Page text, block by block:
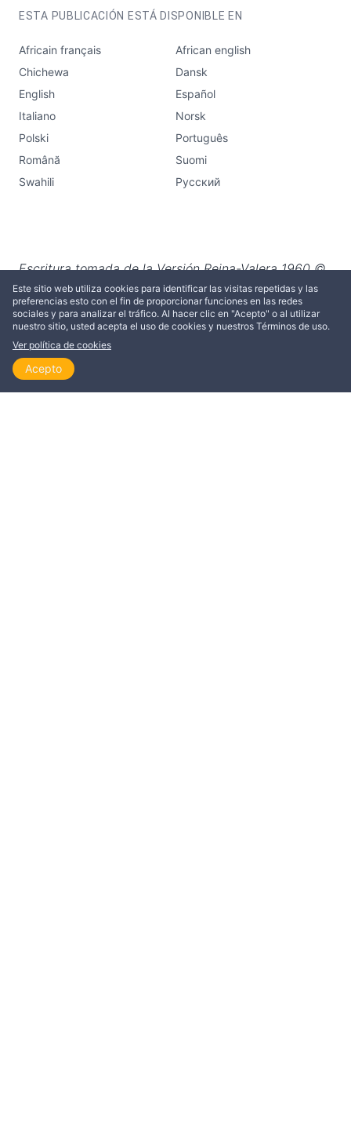
Este sitio web utiliza cookies para identificar las visitas repetidas y las
preferencias esto con el fin de proporcionar funciones en las redes
sociales y para analizar el tráfico. Al hacer clic en "Acepto" o al utilizar
nuestro sitio, usted acepta el uso de cookies y nuestros Términos de uso.
Ver política de cookies
Acepto
Inicio
ESTA PUBLICACIÓN ESTÁ DISPONIBLE EN
Africain français
African english
Chichewa
Dansk
English
Español
Italiano
Norsk
Polski
Português
Română
Suomi
Swahili
Русский
Escritura tomada de la Versión Reina-Valera 1960 ©
Sociedades Bíblicas en América Latina, 1960.
Renovado © Sociedades Bíblicas Unidas, 1988.